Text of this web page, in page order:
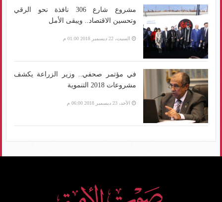
مشروع شارع 306 نافذة نحو الرقي
وتحسين الاقتصاد.. ويبقى الأمل
السبت، 22 ديسمبر 2018 01:00 م
في مؤتمر صحفي.. وزير الزراعة يكشف
مشروعات 2018 التنموية
الأحد، 23 ديسمبر 2018 06:00 م